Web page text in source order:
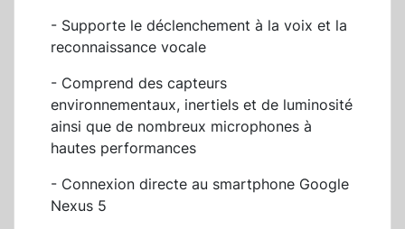
- Supporte le déclenchement à la voix et la
reconnaissance vocale
- Comprend des capteurs
environnementaux, inertiels et de luminosité
ainsi que de nombreux microphones à
hautes performances
- Connexion directe au smartphone Google
Nexus 5